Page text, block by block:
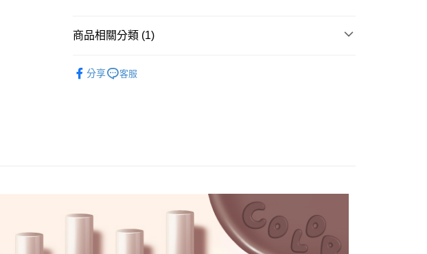
運送方式
每筆NT$80，滿NT$499(含以上)免運費
商品相關分類 (1)
(I025~32)
分享 客服